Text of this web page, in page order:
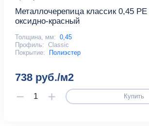
Металлочерепица классик 0,45 PE
оксидно-красный
Толщина, мм: 0,45
Профиль: Classic
Покрытие:
Полиэстер
738 руб./м2
Купить